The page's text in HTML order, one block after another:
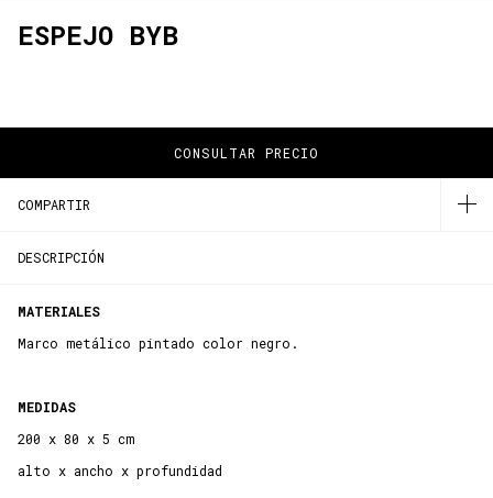
ESPEJO BYB
COMPARTIR
DESCRIPCIÓN
MATERIALES
Marco metálico pintado color negro.
MEDIDAS
200 x 80 x 5 cm
alto x ancho x profundidad